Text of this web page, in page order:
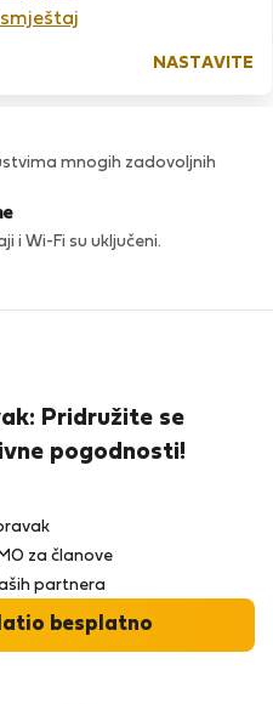
NASTAVITE
mnogih zadovoljnih
i Wi-Fi su uključeni.
Pridružite se
pogodnosti!
za članove
partnera
besplatno